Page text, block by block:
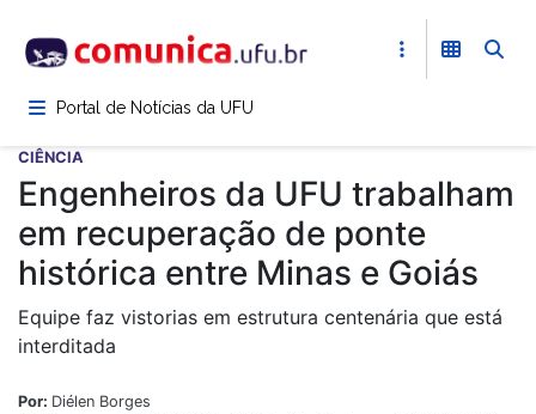
para
conteúdoPortal de Notícias da UFU
CIÊNCIA
Engenheiros da UFU trabalham
em recuperação de ponte
histórica entre Minas e Goiás
Equipe faz vistorias em estrutura centenária que está
interditada
Por: Diélen Borges